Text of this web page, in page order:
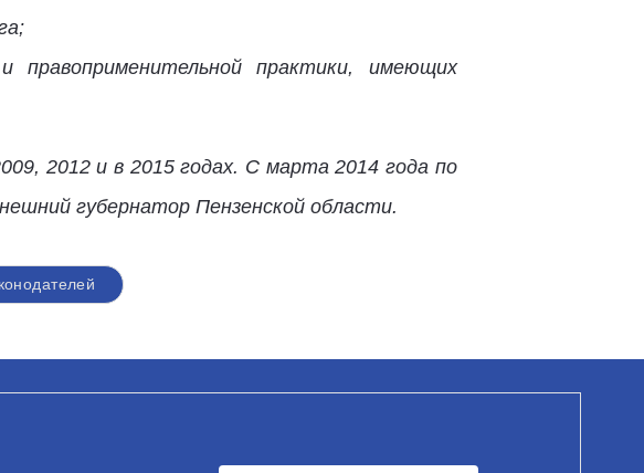
правоприменительной практики, имеющих
2012 и в 2015 годах. С марта 2014 года по
губернатор Пензенской области.